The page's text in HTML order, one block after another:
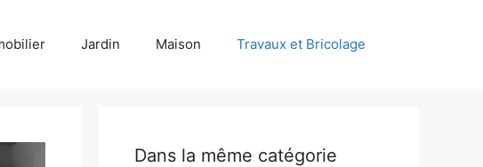
Jardin Maison Travaux et Bricolage
Dans la même catégorie